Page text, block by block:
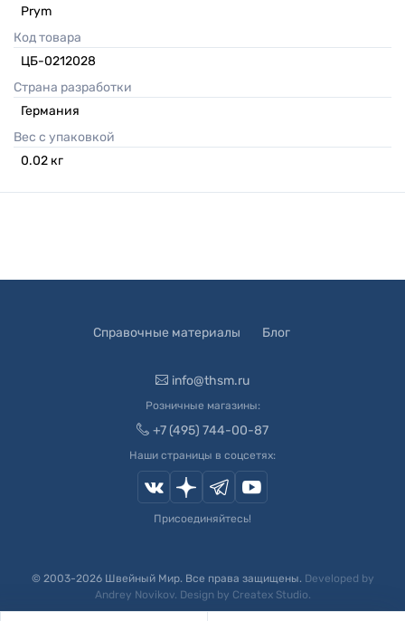
Prym
Код товара
ЦБ-0212028
Страна разработки
Германия
Вес с упаковкой
0.02 кг
Справочные материалы Блог
info@thsm.ru
Розничные магазины:
+7 (495) 744-00-87
Наши страницы в соцсетях:
Присоединяйтесь!
© 2003-2026Швейный Мир. Все права защищены. Developed by
Andrey Novikov. Design by Createx Studio.